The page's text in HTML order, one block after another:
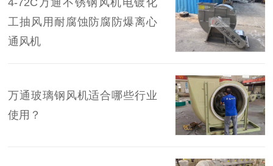
工抽风用耐腐蚀防腐防爆离心
通风机
万通玻璃钢风机适合哪些行业
使用？